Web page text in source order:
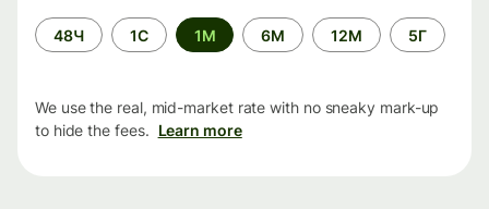
Time
period
48Ч 1С 1М 6М 12М 5Г
We use the real, mid-market rate with no sneaky mark-up
to hide the fees. Learn more